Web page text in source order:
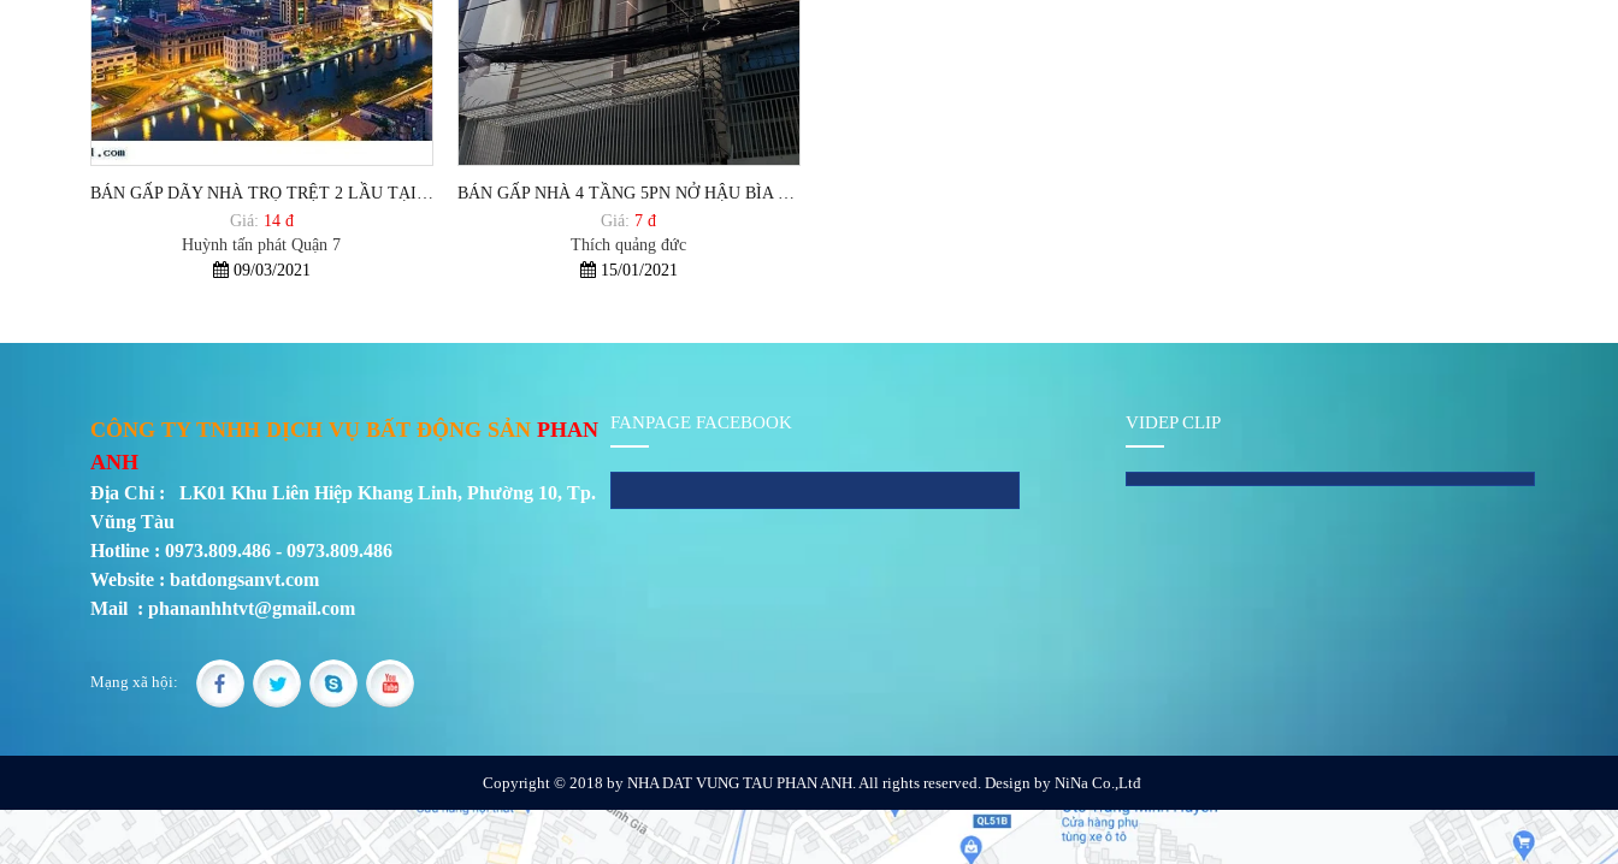
Giá: 14 đ
Huỳnh tấn phát Quận 7
09/03/2021
Giá: 7 đ
Thích quảng đức
15/01/2021
CÔNG TY TNHH DỊCH VỤ BẤT ĐỘNG SẢNPHAN
ANH
Địa Chỉ : LK01 Khu Liên Hiệp Khang Linh, Phường 10, Tp.
Vũng Tàu
Hotline : 0973.809.486 - 0973.809.486
Website : batdongsanvt.com
Mail : phananhhtvt@gmail.com
Mạng xã hội:
FANPAGE FACEBOOK VIDEP CLIP
Copyright © 2018 by NHA DAT VUNG TAU PHAN ANH. All rights reserved. Design by NiNa Co.,Ltđ